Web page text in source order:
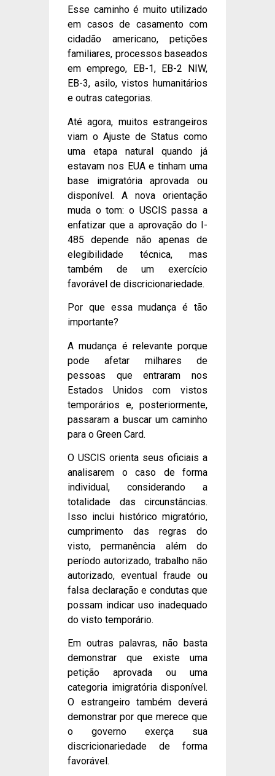
Esse caminho é muito utilizado
em casos de casamento com
cidadão americano, petições
familiares, processos baseados
em emprego, EB-1, EB-2 NIW,
EB-3, asilo, vistos humanitários
e outras categorias.
Até agora, muitos estrangeiros
viam o Ajuste de Status como
uma etapa natural quando já
estavam nos EUA e tinham uma
base imigratória aprovada ou
disponível. A nova orientação
muda o tom: o USCIS passa a
enfatizar que a aprovação do I-
485 depende não apenas de
elegibilidade técnica, mas
também de um exercício
favorável de discricionariedade.
Por que essa mudança é tão
importante?
A mudança é relevante porque
pode afetar milhares de
pessoas que entraram nos
Estados Unidos com vistos
temporários e, posteriormente,
passaram a buscar um caminho
para o Green Card.
O USCIS orienta seus oficiais a
analisarem o caso de forma
individual, considerando a
totalidade das circunstâncias.
Isso inclui histórico migratório,
cumprimento das regras do
visto, permanência além do
período autorizado, trabalho não
autorizado, eventual fraude ou
falsa declaração e condutas que
possam indicar uso inadequado
do visto temporário.
Em outras palavras, não basta
demonstrar que existe uma
petição aprovada ou uma
categoria imigratória disponível.
O estrangeiro também deverá
demonstrar por que merece que
o governo exerça sua
discricionariedade de forma
favorável.